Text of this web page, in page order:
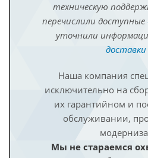
техническую
перечислили доступные
уточнили
Наша компания
исключительно на
их гарантийном и
обслуживании,
Мы не стараемся